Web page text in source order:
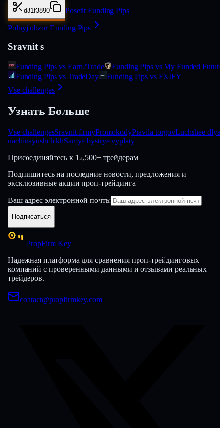
d81f3890 Posetit Funding Pips
Polnyj obzor Funding Pips
Sravnit s
Funding Pips vs Earn2Trade
Funding Pips vs My Funded
Funding Pips vs TradeDay
Funding Pips vs FXIFY
Vse challenges
Узнать Больше
Vse challengesSravnit firmyPromokodyPravila torgovLuchshee dlya
nachinayushchikhSamye bystrye vyplaty
Присоединяйтесь к 12,500+ трейдерам
Подпишитесь на последние новости, предложения и
эксклюзивные акции проп-трейдинга
Ваш адрес электронной почты
Подписаться
PropFirm Key
Надежная платформа для сравнения проп-трейдинговых
компаний с проверенными данными и отзывами реальных
трейдеров.
contact@propfirmkey.com